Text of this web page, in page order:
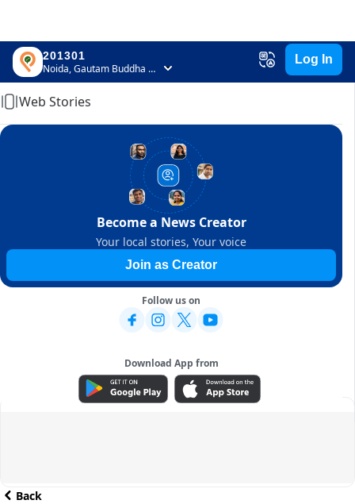
201301
Noida, Gautam Buddha Nagar, Uttar Pradesh
Log In
Home
Web Stories
Become a News Creator
Your local stories, Your voice
Join as Creator
Follow us on
Download App from
ADVERTISEMENT
Back